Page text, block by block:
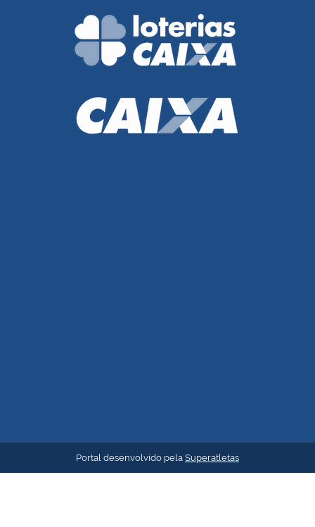
Portal desenvolvido pela Superatletas